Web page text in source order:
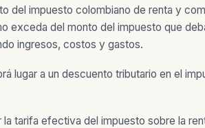
del impuesto colombiano de renta y
exceda del monto del impuesto que
ingresos, costos y gastos.
lugar a un descuento tributario en el
tarifa efectiva del impuesto sobre la